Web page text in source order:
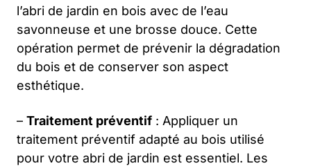
l’abri de jardin en bois avec de l’eau
savonneuse et une brosse douce. Cette
opération permet de prévenir la dégradation
du bois et de conserver son aspect
esthétique.
– Traitement préventif : Appliquer un
traitement préventif adapté au bois utilisé
pour votre abri de jardin est essentiel. Les